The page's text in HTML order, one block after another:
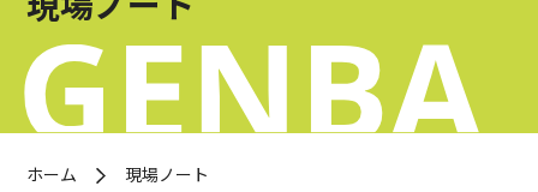
OFFICIAL SNS
ホーム 現場ノート